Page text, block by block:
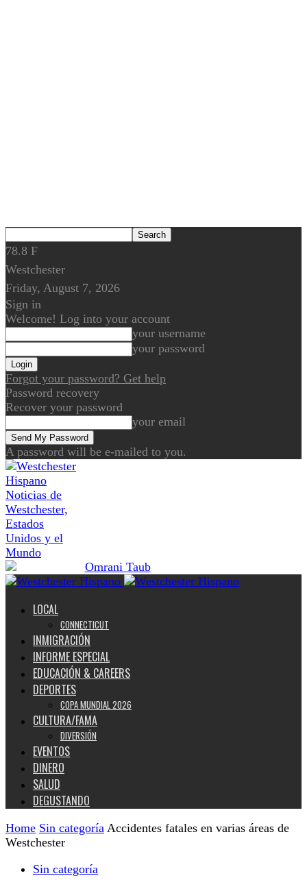
78.8 F
Westchester
Friday, August 7, 2026
Sign in
Welcome! Log into your account
your username
your password
Forgot your password? Get help
Password recovery
Recover your password
your email
A password will be e-mailed to you.
Noticias de
Westchester,
Estados
Unidos y el
Mundo
LOCAL
CONNECTICUT
INMIGRACIÓN
INFORME ESPECIAL
EDUCACIÓN & CAREERS
DEPORTES
COPA MUNDIAL 2026
CULTURA/FAMA
DIVERSIÓN
EVENTOS
DINERO
SALUD
DEGUSTANDO
Home Sin categoría Accidentes fatales en varias áreas de
Westchester
Sin categoría